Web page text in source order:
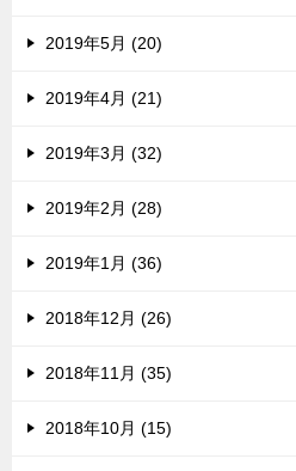
2019年5月 (20)
2019年4月 (21)
2019年3月 (32)
2019年2月 (28)
2019年1月 (36)
2018年12月 (26)
2018年11月 (35)
2018年10月 (15)